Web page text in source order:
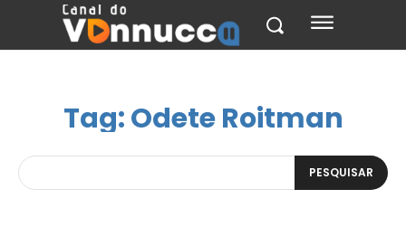
Tag:Odete Roitman
PESQUISAR